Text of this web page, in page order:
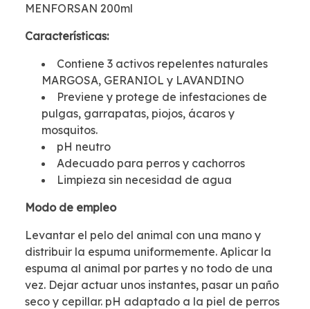
MENFORSAN 200ml
Características:
Contiene 3 activos repelentes naturales
MARGOSA, GERANIOL y LAVANDINO
Previene y protege de infestaciones de
pulgas, garrapatas, piojos, ácaros y
mosquitos.
pH neutro
Adecuado para perros y cachorros
Limpieza sin necesidad de agua
Modo de empleo
Levantar el pelo del animal con una mano y
distribuir la espuma uniformemente. Aplicar la
espuma al animal por partes y no todo de una
vez. Dejar actuar unos instantes, pasar un paño
seco y cepillar. pH adaptado a la piel de perros